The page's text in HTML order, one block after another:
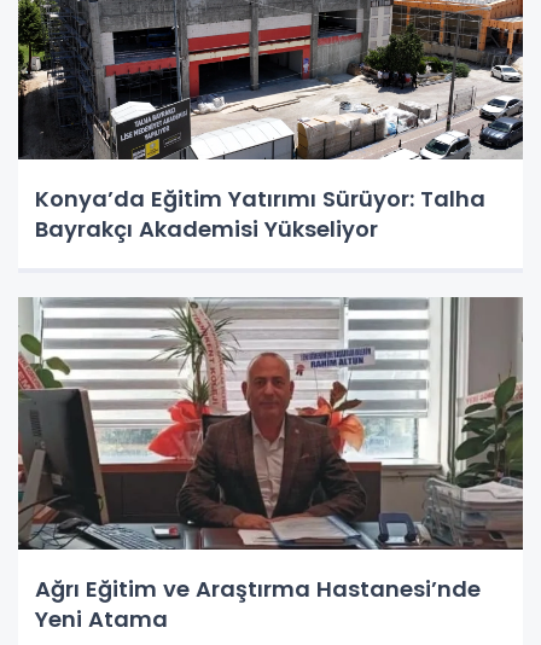
Konya’da Eğitim Yatırımı Sürüyor: Talha
Bayrakçı Akademisi Yükseliyor
Ağrı Eğitim ve Araştırma Hastanesi’nde
Yeni Atama